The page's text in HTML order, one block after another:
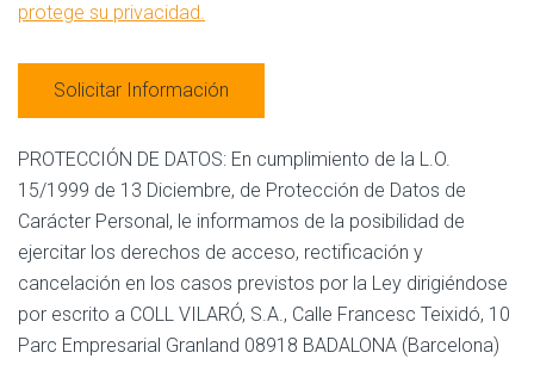
protege su privacidad.
PROTECCIÓN DE DATOS: En cumplimiento de la L.O.
15/1999 de 13 Diciembre, de Protección de Datos de
Carácter Personal, le informamos de la posibilidad de
ejercitar los derechos de acceso, rectificación y
cancelación en los casos previstos por la Ley dirigiéndose
por escrito a COLL VILARÓ, S.A., Calle Francesc Teixidó, 10
Parc Empresarial Granland 08918 BADALONA (Barcelona)